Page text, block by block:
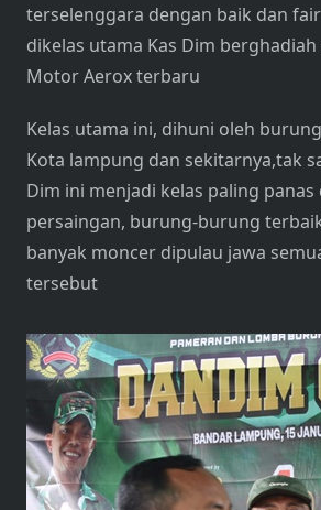
terselenggara dengan baik dan
dikelas utama Kas Dim
Motor Aerox terbaru
Kelas utama ini, dihuni oleh
Kota lampung dan sekitarnya,tak
Dim ini menjadi kelas paling
persaingan, burung-burung
banyak moncer dipulau jawa
tersebut